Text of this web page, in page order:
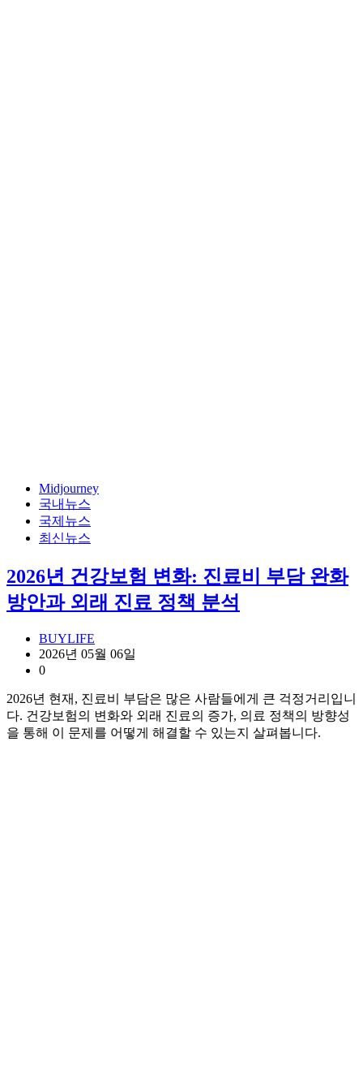
Midjourney
국내뉴스
국제뉴스
최신뉴스
2026년 건강보험 변화: 진료비 부담 완화
방안과 외래 진료 정책 분석
BUYLIFE
2026년 05월 06일
0
2026년 현재, 진료비 부담은 많은 사람들에게 큰 걱정거리입니
다. 건강보험의 변화와 외래 진료의 증가, 의료 정책의 방향성
을 통해 이 문제를 어떻게 해결할 수 있는지 살펴봅니다.